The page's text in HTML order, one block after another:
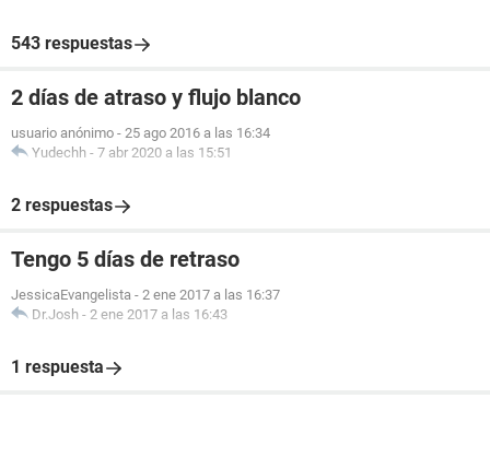
543 respuestas
2 días de atraso y flujo blanco
usuario anónimo - 25 ago 2016 a las 16:34
Yudechh - 7 abr 2020 a las 15:51
2 respuestas
Tengo 5 días de retraso
JessicaEvangelista - 2 ene 2017 a las 16:37
Dr.Josh - 2 ene 2017 a las 16:43
1 respuesta